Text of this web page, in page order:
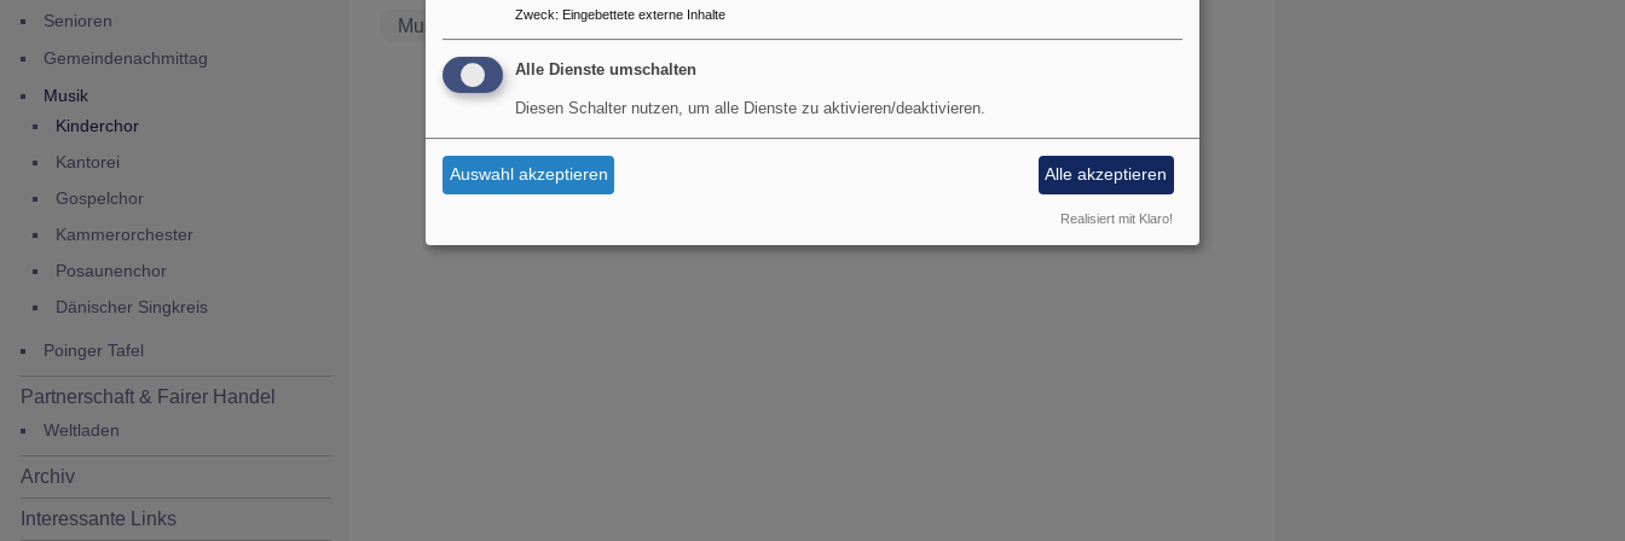
Senioren
Gemeindenachmittag
Musik
Kinderchor
Kantorei
Gospelchor
Kammerorchester
Posaunenchor
Dänischer Singkreis
Poinger Tafel
Partnerschaft & Fairer Handel
Weltladen
Archiv
Interessante Links
Musik
Zweck: Eingebettete externe Inhalte
Alle Dienste umschalten
Diesen Schalter nutzen, um alle Dienste zu aktivieren/deaktivieren.
Auswahl akzeptieren Alle akzeptieren
Realisiert mit Klaro!